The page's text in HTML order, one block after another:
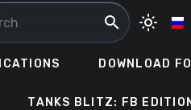
search light_mode
DOWNLOAD
TANKS BLITZ: FB